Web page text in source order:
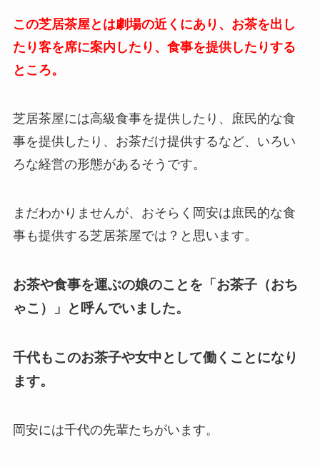
この芝居茶屋とは劇場の近くにあり、お茶を出し
たり客を席に案内したり、食事を提供したりする
ところ。
芝居茶屋には高級食事を提供したり、庶民的な食
事を提供したり、お茶だけ提供するなど、いろい
ろな経営の形態があるそうです。
まだわかりませんが、おそらく岡安は庶民的な食
事も提供する芝居茶屋では？と思います。
お茶や食事を運ぶの娘のことを「お茶子（おち
ゃこ）」と呼んでいました。
千代もこのお茶子や女中として働くことになり
ます。
岡安には千代の先輩たちがいます。